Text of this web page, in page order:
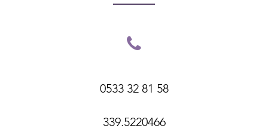
0533 32 81 58
339.5220466